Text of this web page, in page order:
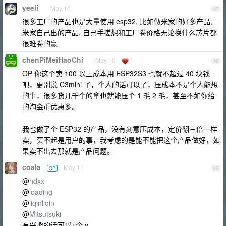
47
yeeli May 10
很多工厂的产品也是大量使用 esp32, 比如做米家的好多产品,
米家自己出的产品, 自己手搓想和工厂卷价格无论换什么芯片都
很难卷的赢
48
chenPiMeiHaoChi May 10 1
OP 你这个卖 100 以上成本用 ESP32S3 也就不超过 40 块钱
吧，更别说 C3mini 了，个人的话可以了，压成本不是个人能想
的事，很多货几千个的拿也就能压个 1 毛 2 毛，甚至不如你给
的淘金币优惠多。
我也做了个 ESP32 的产品，没有刻意压成本，定价翻三倍一样
卖，买不起是用户的事，我考虑的是能不能把这个产品做好，如
果卖不出去那就是产品问题。
49
coala OP May 11
@hdxx
@loading
@liqinliqin
@Mitsutsuki